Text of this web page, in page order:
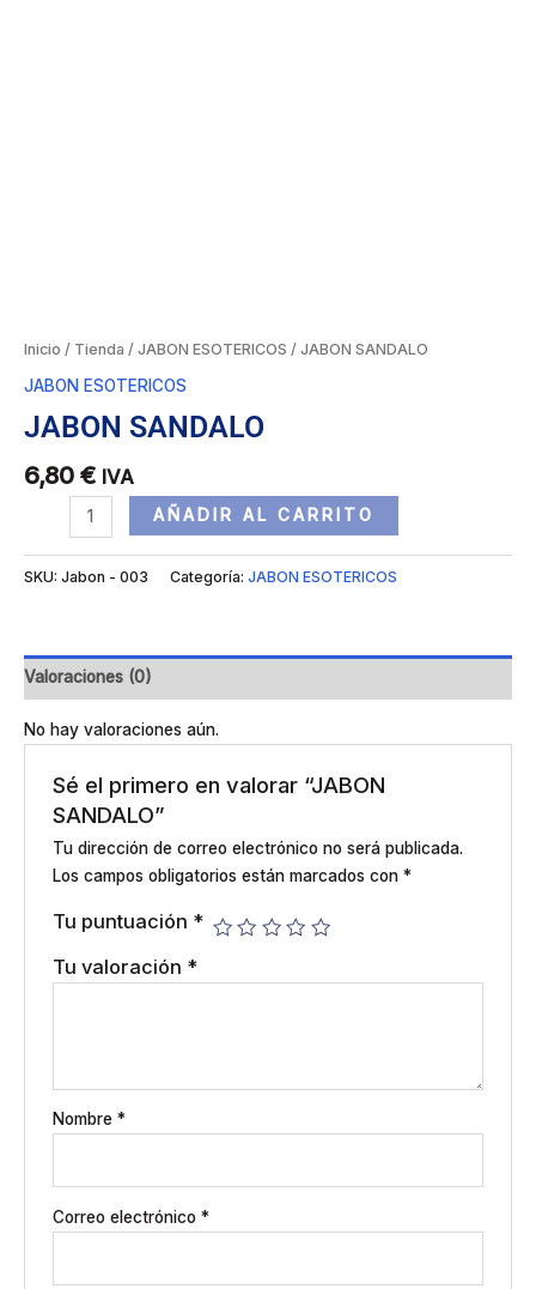
Inicio / Tienda / JABON ESOTERICOS / JABON SANDALO
JABON ESOTERICOS
JABON SANDALO
6,80 € IVA
AÑADIR AL CARRITO
SKU: Jabon - 003 Categoría: JABON ESOTERICOS
Valoraciones (0)
No hay valoraciones aún.
Sé el primero en valorar “JABON
SANDALO”
Tu dirección de correo electrónico no será publicada.
Los campos obligatorios están marcados con *
Tu puntuación *
Tu valoración *
Nombre *
Correo electrónico *